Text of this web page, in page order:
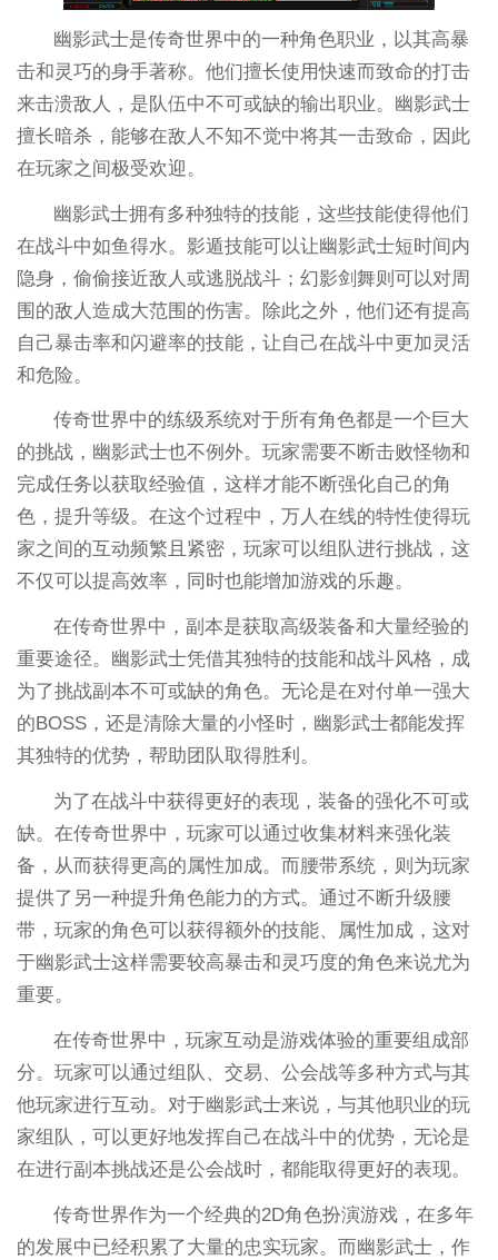
幽影武士是传奇世界中的一种角色职业，以其高暴
击和灵巧的身手著称。他们擅长使用快速而致命的打击
来击溃敌人，是队伍中不可或缺的输出职业。幽影武士
擅长暗杀，能够在敌人不知不觉中将其一击致命，因此
在玩家之间极受欢迎。
幽影武士拥有多种独特的技能，这些技能使得他们
在战斗中如鱼得水。影遁技能可以让幽影武士短时间内
隐身，偷偷接近敌人或逃脱战斗；幻影剑舞则可以对周
围的敌人造成大范围的伤害。除此之外，他们还有提高
自己暴击率和闪避率的技能，让自己在战斗中更加灵活
和危险。
传奇世界中的练级系统对于所有角色都是一个巨大
的挑战，幽影武士也不例外。玩家需要不断击败怪物和
完成任务以获取经验值，这样才能不断强化自己的角
色，提升等级。在这个过程中，万人在线的特性使得玩
家之间的互动频繁且紧密，玩家可以组队进行挑战，这
不仅可以提高效率，同时也能增加游戏的乐趣。
在传奇世界中，副本是获取高级装备和大量经验的
重要途径。幽影武士凭借其独特的技能和战斗风格，成
为了挑战副本不可或缺的角色。无论是在对付单一强大
的BOSS，还是清除大量的小怪时，幽影武士都能发挥
其独特的优势，帮助团队取得胜利。
为了在战斗中获得更好的表现，装备的强化不可或
缺。在传奇世界中，玩家可以通过收集材料来强化装
备，从而获得更高的属性加成。而腰带系统，则为玩家
提供了另一种提升角色能力的方式。通过不断升级腰
带，玩家的角色可以获得额外的技能、属性加成，这对
于幽影武士这样需要较高暴击和灵巧度的角色来说尤为
重要。
在传奇世界中，玩家互动是游戏体验的重要组成部
分。玩家可以通过组队、交易、公会战等多种方式与其
他玩家进行互动。对于幽影武士来说，与其他职业的玩
家组队，可以更好地发挥自己在战斗中的优势，无论是
在进行副本挑战还是公会战时，都能取得更好的表现。
传奇世界作为一个经典的2D角色扮演游戏，在多年
的发展中已经积累了大量的忠实玩家。而幽影武士，作